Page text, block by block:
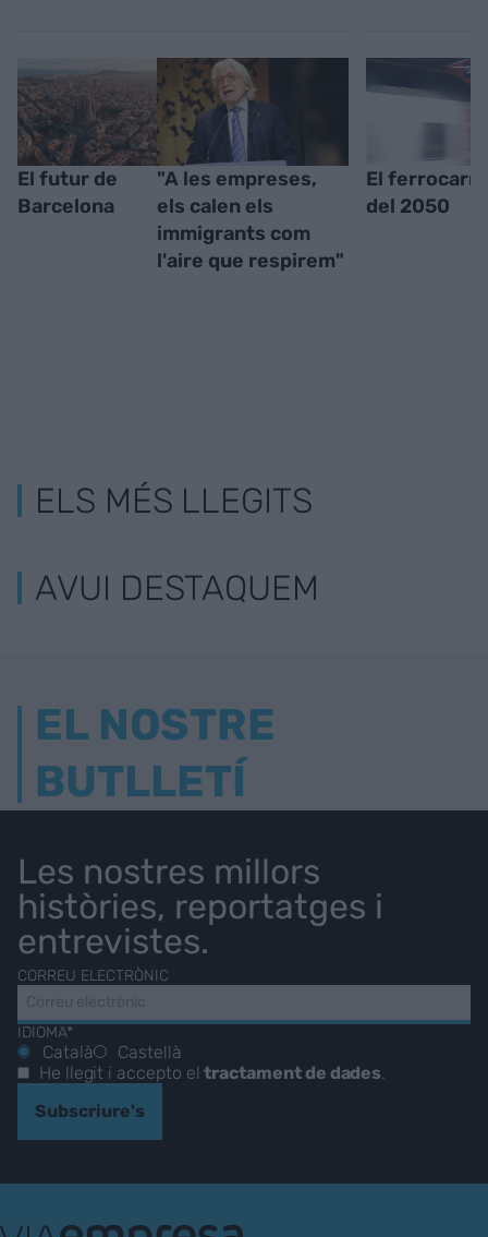
El futur de
Barcelona
"A les empreses,
els calen els
immigrants com
l'aire que respirem"
El
del 2050
ELS MÉS LLEGITS
AVUI DESTAQUEM
EL NOSTRE
BUTLLETÍ
Les nostres millors
històries, reportatges i
entrevistes.
CORREU ELECTRÒNIC
IDIOMA*
Català
Castellà
He llegit i accepto eltractament de dades.
Subscriure's